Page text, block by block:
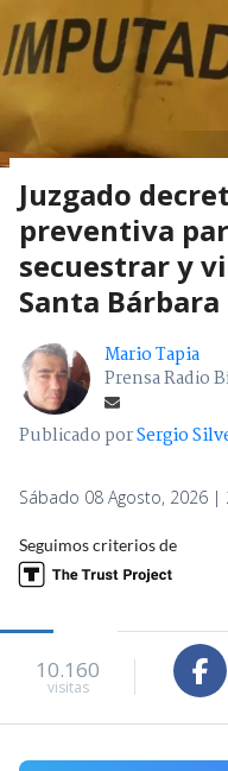
Juzgado
preventiva
secuestrar y
Santa Bárbara
Mario Tapia
Prensa Radio
Publicado porSergio
Sábado 08 Agosto, 2026 |
Seguimos criterios de
10.160
visitas